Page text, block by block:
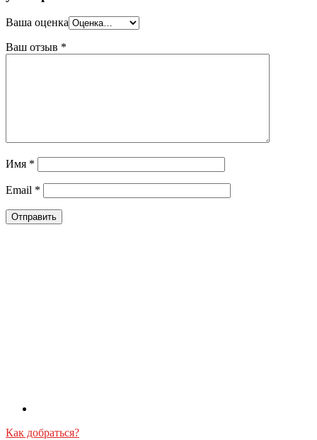
Ваша оценка
Ваш отзыв *
Имя *
Email *
Как добраться?